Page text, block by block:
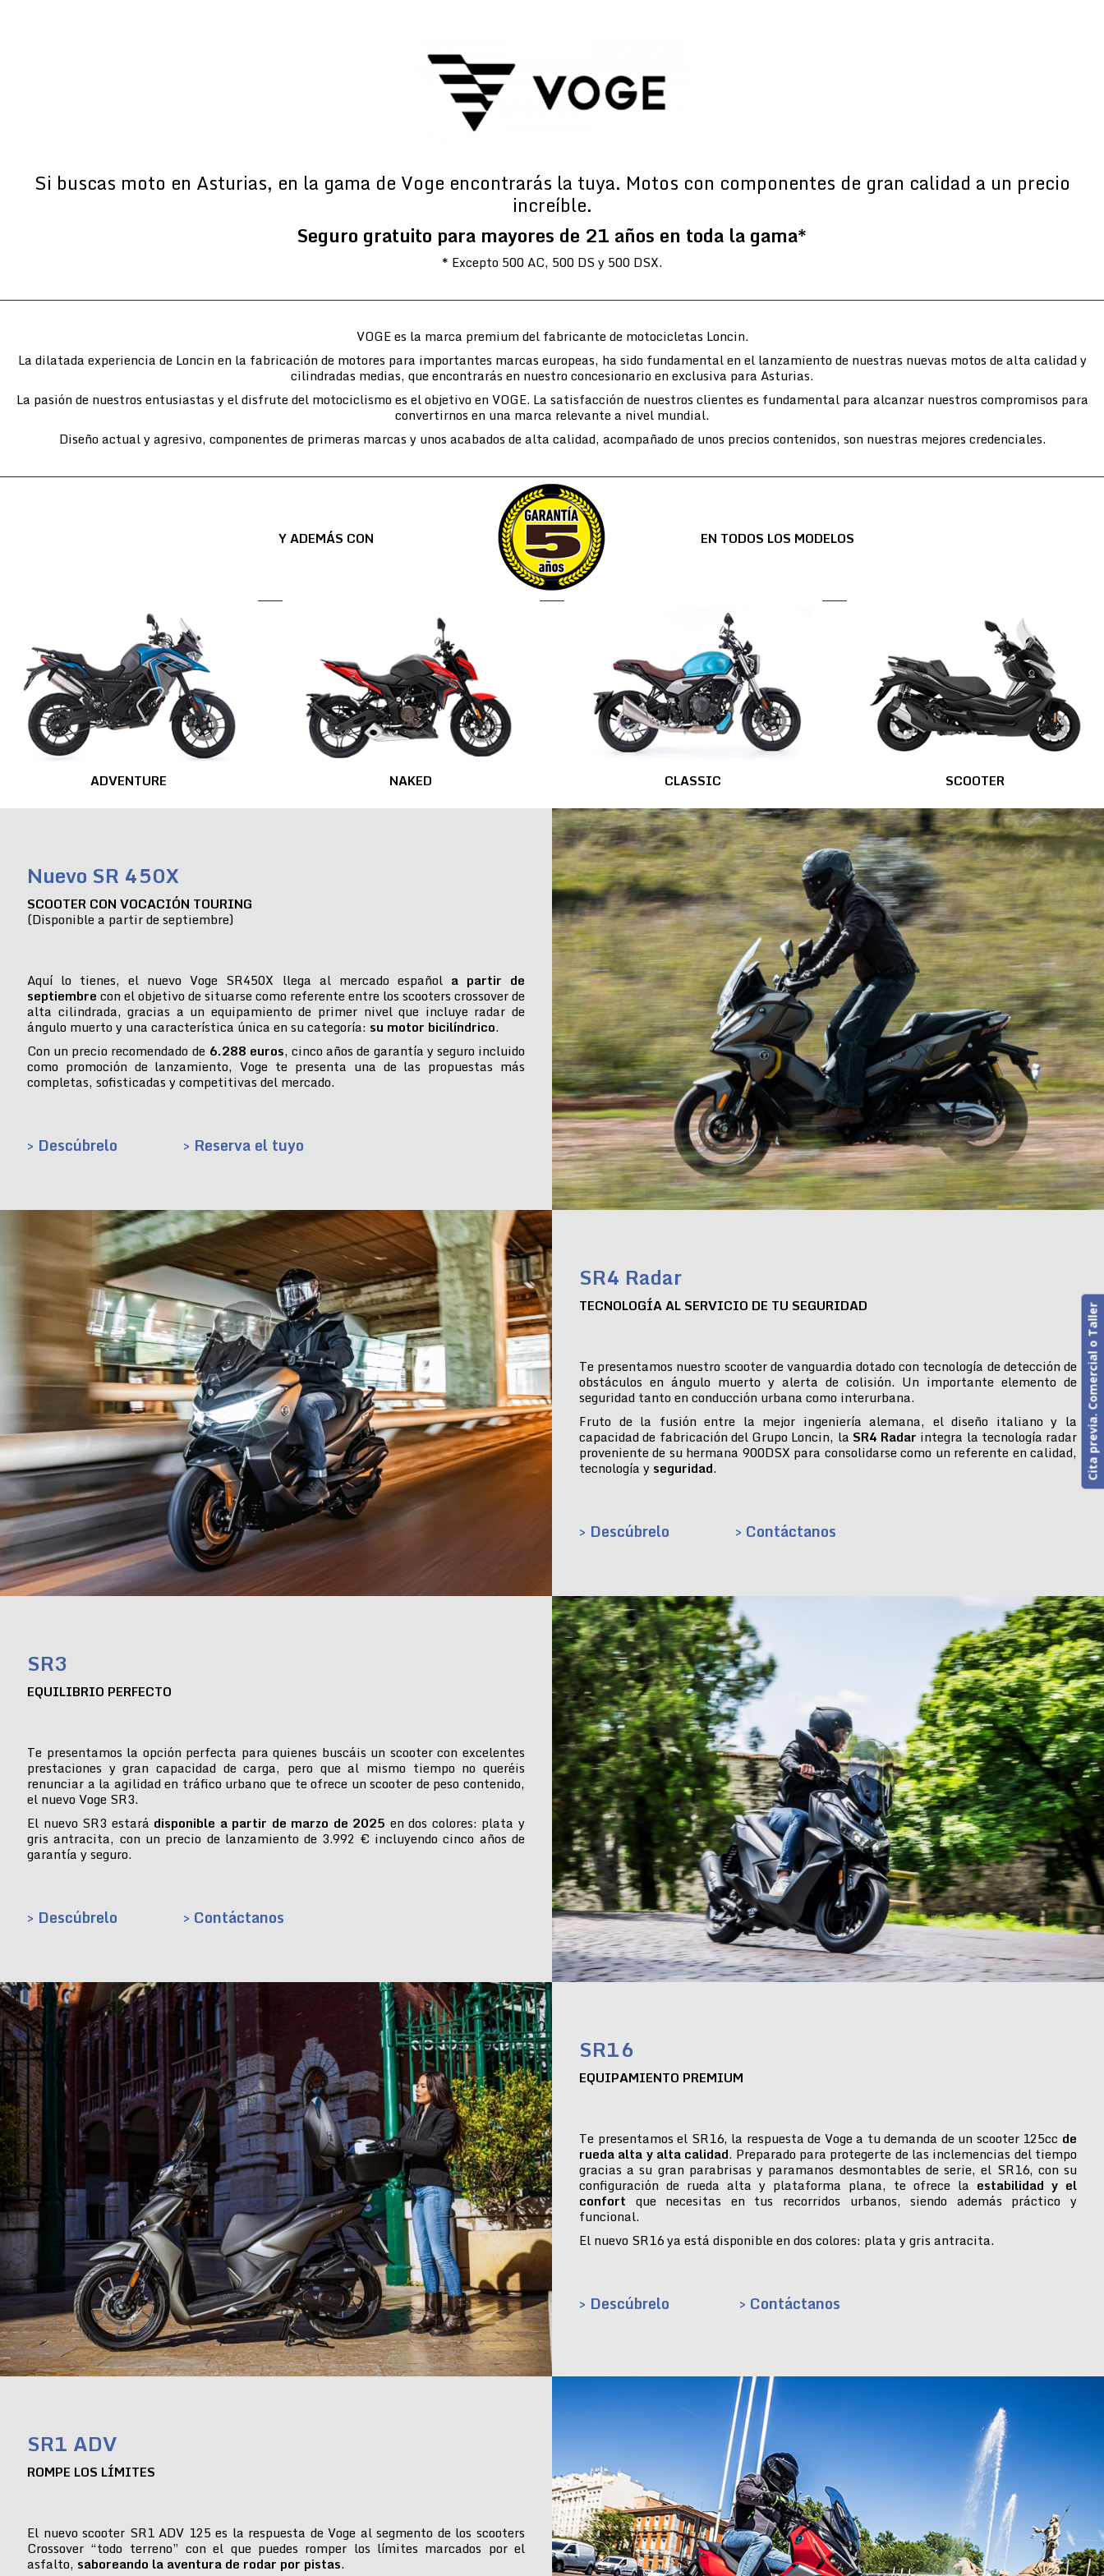
Si buscas moto en Asturias, en la gama de Voge encontrarás la tuya. Motos con componentes de gran calidad a un precio
increíble.
Seguro gratuito para mayores de 21 años en toda la gama*
* Excepto 500 AC, 500 DS y 500 DSX.
VOGE es la marca premium del fabricante de motocicletas Loncin.
La dilatada experiencia de Loncin en la fabricación de motores para importantes marcas europeas, ha sido fundamental en el lanzamiento de nuestras nuevas motos de alta calidad y
cilindradas medias, que encontrarás en nuestro concesionario en exclusiva para Asturias.
La pasión de nuestros entusiastas y el disfrute del motociclismo es el objetivo en VOGE. La satisfacción de nuestros clientes es fundamental para alcanzar nuestros compromisos para
convertirnos en una marca relevante a nivel mundial.
Diseño actual y agresivo, componentes de primeras marcas y unos acabados de alta calidad, acompañado de unos precios contenidos, son nuestras mejores credenciales.
Y ADEMÁS CON EN TODOS LOS MODELOS
ADVENTURE NAKED CLASSIC SCOOTER
Nuevo SR 450X
SCOOTER CON VOCACIÓN TOURING
(Disponible a partir de septiembre)
Aquí lo tienes, el nuevo Voge SR450X llega al mercado español a partir de
septiembre con el objetivo de situarse como referente entre los scooters crossover de
alta cilindrada, gracias a un equipamiento de primer nivel que incluye radar de
ángulo muerto y una característica única en su categoría: su motor bicilíndrico.
Con un precio recomendado de 6.288 euros, cinco años de garantía y seguro incluido
como promoción de lanzamiento, Voge te presenta una de las propuestas más
completas, sofisticadas y competitivas del mercado.
> Descúbrelo > Reserva el tuyo
SR4 Radar
TECNOLOGÍA AL SERVICIO DE TU SEGURIDAD
Te presentamos nuestro scooter de vanguardia dotado con tecnología de detección de
obstáculos en ángulo muerto y alerta de colisión. Un importante elemento de
seguridad tanto en conducción urbana como interurbana.
Fruto de la fusión entre la mejor ingeniería alemana, el diseño italiano y la
capacidad de fabricación del Grupo Loncin, la SR4 Radar integra la tecnología radar
proveniente de su hermana 900DSX para consolidarse como un referente en calidad,
tecnología y seguridad.
> Descúbrelo > Contáctanos
SR3
EQUILIBRIO PERFECTO
Te presentamos la opción perfecta para quienes buscáis un scooter con excelentes
prestaciones y gran capacidad de carga, pero que al mismo tiempo no queréis
renunciar a la agilidad en tráfico urbano que te ofrece un scooter de peso contenido,
el nuevo Voge SR3.
El nuevo SR3 estará disponible a partir de marzo de 2025 en dos colores: plata y
gris antracita, con un precio de lanzamiento de 3.992 € incluyendo cinco años de
garantía y seguro.
> Descúbrelo > Contáctanos
SR16
EQUIPAMIENTO PREMIUM
Te presentamos el SR16, la respuesta de Voge a tu demanda de un scooter 125cc de
rueda alta y alta calidad. Preparado para protegerte de las inclemencias del tiempo
gracias a su gran parabrisas y paramanos desmontables de serie, el SR16, con su
configuración de rueda alta y plataforma plana, te ofrece la estabilidad y el
confort que necesitas en tus recorridos urbanos, siendo además práctico y
funcional.
El nuevo SR16 ya está disponible en dos colores: plata y gris antracita.
> Descúbrelo > Contáctanos
SR1 ADV
ROMPE LOS LÍMITES
El nuevo scooter SR1 ADV 125 es la respuesta de Voge al segmento de los scooters
Crossover “todo terreno” con el que puedes romper los límites marcados por el
asfalto, saboreando la aventura de rodar por pistas.
Cita previa. Comercial o Taller